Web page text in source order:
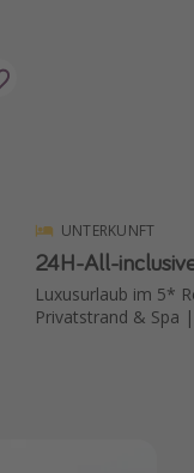
UNTERKUNFT
24H-All-
Luxusurlaub im 5*
Privatstrand & Spa